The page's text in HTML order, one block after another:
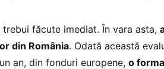
trebui făcute imediat. În vara asta,
din România. Odată această
an, din fonduri europene, o